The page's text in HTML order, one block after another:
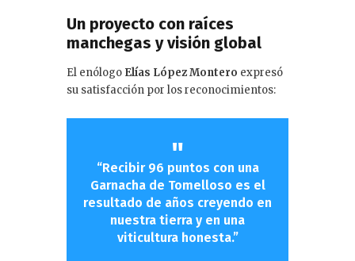
Un proyecto con raíces
manchegas y visión global
El enólogo Elías López Montero expresó
su satisfacción por los reconocimientos:
“Recibir 96 puntos con una
Garnacha de Tomelloso es el
resultado de años creyendo en
nuestra tierra y en una
viticultura honesta.”